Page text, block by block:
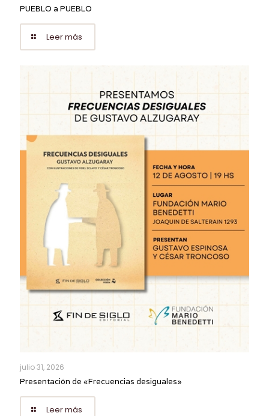
PUEBLO a PUEBLO
Leer más
julio 31, 2026
Presentación de «Frecuencias desiguales»
Leer más